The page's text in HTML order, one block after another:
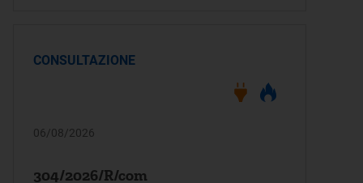
CONSULTAZIONE
06/08/2026
304/2026/R/com